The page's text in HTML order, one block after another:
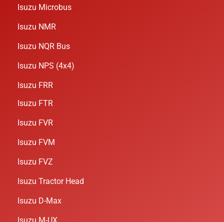
Isuzu Microbus
Isuzu NMR
Isuzu NQR Bus
Isuzu NPS (4x4)
Isuzu FRR
Isuzu FTR
Isuzu FVR
Isuzu FVM
Isuzu FVZ
Isuzu Tractor Head
Isuzu D-Max